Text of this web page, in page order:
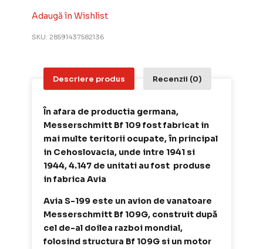
Adaugă în Wishlist
SKU: 28591437582136
Descriere produs Recenzii (0)
În afara de productia germana,
Messerschmitt Bf 109 fost fabricat in
mai multe teritorii ocupate, în principal
in Cehoslovacia, unde intre 1941 si
1944, 4.147 de unitati au fost produse
in fabrica Avia
Avia S-199 este un avion de vanatoare
Messerschmitt Bf 109G, construit după
cel de-al doilea razboi mondial,
folosind structura Bf 109G si un motor